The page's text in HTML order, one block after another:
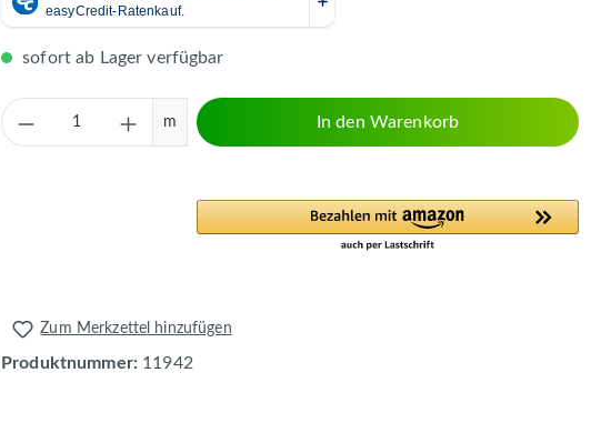
sofort ab Lager verfügbar
Produkt Anzahl: Gib den gewünschten Wert ein
m In den Warenkorb
Zum Merkzettel hinzufügen
Produktnummer: 11942